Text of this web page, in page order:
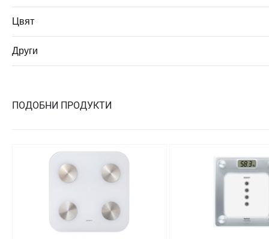
Цвят
Други
ПОДОБНИ ПРОДУКТИ